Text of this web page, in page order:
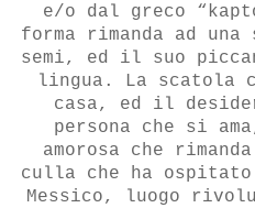
e/o dal greco
forma rimanda ad
semi, ed il suo
lingua. La scatola
casa, ed il
persona che si
amorosa che
culla che ha
Messico, luogo